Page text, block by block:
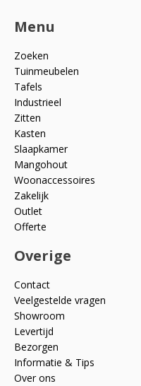
Menu
Zoeken
Tuinmeubelen
Tafels
Industrieel
Zitten
Kasten
Slaapkamer
Mangohout
Woonaccessoires
Zakelijk
Outlet
Offerte
Overige
Contact
Veelgestelde vragen
Showroom
Levertijd
Bezorgen
Informatie & Tips
Over ons